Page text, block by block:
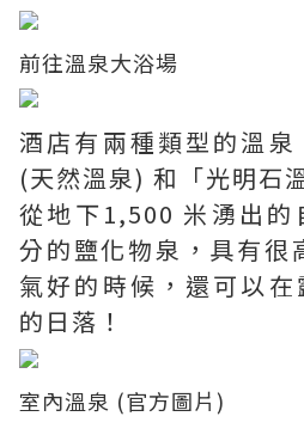
前往溫泉大浴場
酒店有兩種類型的溫泉
(天然溫泉) 和「光明石
從地下1,500 米湧出的
分的鹽化物泉，具有很
氣好的時候，還可以
的日落！
室內溫泉 (官方圖片)